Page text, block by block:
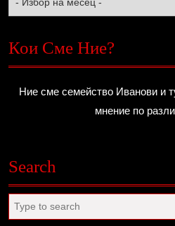
Кои Сме Ние?
Ние сме семейство Иванови и
мнение по
Search
for: